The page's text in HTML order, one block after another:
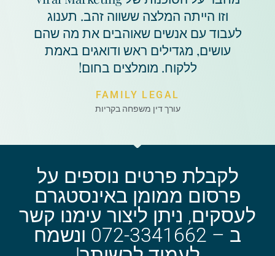
וזו הייתה המלצה ששווה זהב. תענוג
לעבוד עם אנשים שאוהבים את מה שהם
עושים, מגדילים ראש ודואגים באמת
ללקוח. מומלצים בחום!
FAMILY LEGAL
עורך דין משפחה בקריות
לקבלת פרטים נוספים על
פרסום ממומן באינסטגרם
לעסקים, ניתן ליצור עימנו קשר
ב – 072-3341662 ונשמח